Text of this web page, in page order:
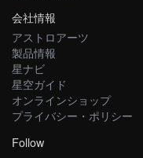
会社情報
アストロアーツ
製品情報
星ナビ
星空ガイド
オンラインショップ
プライバシー・ポリシー
Follow